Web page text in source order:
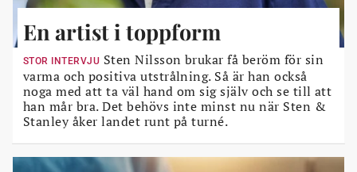
En artist i toppform
STOR INTERVJU Sten Nilsson brukar få beröm för sin
varma och positiva utstrålning. Så är han också
noga med att ta väl hand om sig själv och se till att
han mår bra. Det behövs inte minst nu när Sten &
Stanley åker landet runt på turné.